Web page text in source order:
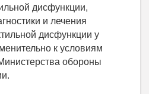
дисфункции,
и лечения
дисфункции у
к условиям
обороны